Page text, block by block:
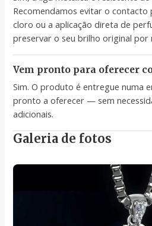
Recomendamos evitar o
cloro ou a aplicação direta de
preservar o seu brilho original por
Vem pronto para oferecer
Sim. O produto é entregue numa
pronto a oferecer — sem
adicionais.
Galeria de fotos